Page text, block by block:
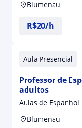
Blumenau
R$20/h
Aula Presencial
Professor de
adultos
Aulas de Espanhol
Blumenau